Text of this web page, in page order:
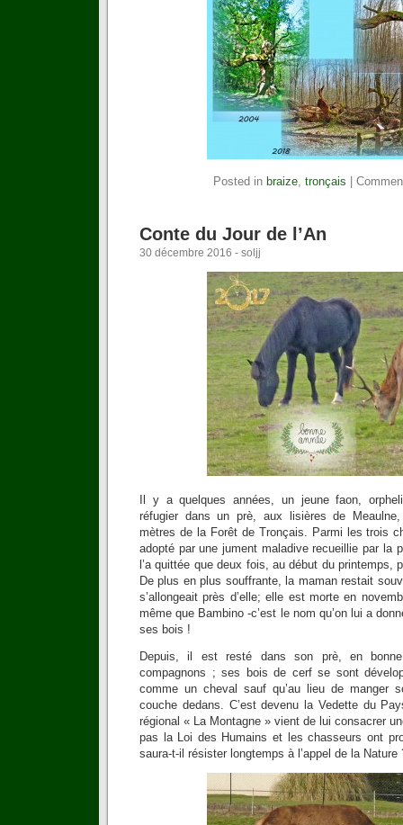
Posted in braize, tronçais
Conte du Jour de l’An
30 décembre 2016 - soljj
Il y a quelques années, un jeune faon,
réfugier dans un prè, aux lisières de
mètres de la Forêt de Tronçais. Parmi les trois
adopté par une jument maladive recueillie par la
l’a quittée que deux fois, au début du printemps,
De plus en plus souffrante, la maman restait
s’allongeait près d’elle; elle est morte en
même que Bambino -c’est le nom qu’on lui a
ses bois !
Depuis, il est resté dans son prè, en
compagnons ; ses bois de cerf se sont
comme un cheval sauf qu’au lieu de manger
couche dedans. C’est devenu la Vedette du
régional « La Montagne » vient de lui consacrer
pas la Loi des Humains et les chasseurs ont
saura-t-il résister longtemps à l’appel de la Nature